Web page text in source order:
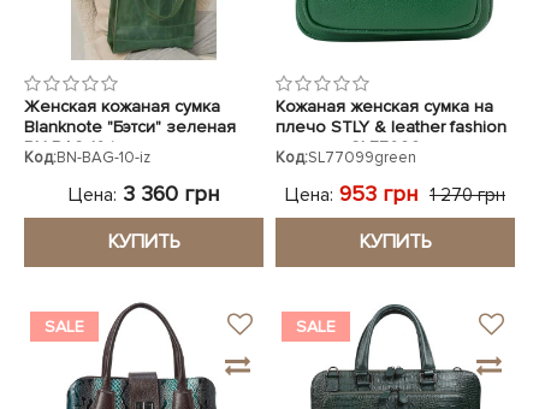
Женская кожаная сумка
Blanknote "Бэтси" зеленая
BN-BAG-10-iz
Код:BN-BAG-10-iz
Цена: 3 360 грн
КУПИТЬ
Кожаная женская сумка на
плечо STLY & leather fashion
зеленая SL77099green
Код:SL77099green
Цена: 953 грн 1 270 грн
КУПИТЬ
SALE SALE